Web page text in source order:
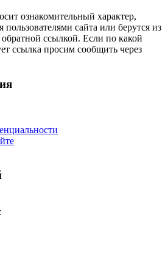
ознакомительный характер,
сайта или берутся из
ссылкой. Если по какой
ссылка просим сообщить через